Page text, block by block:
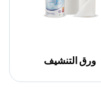
ورق التنشيف